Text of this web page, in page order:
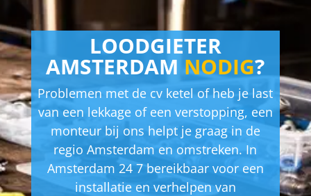
LOODGIETER
AMSTERDAM NODIG?
Problemen met de cv ketel of heb je last
van een lekkage of een verstopping, een
monteur bij ons helpt je graag in de
regio Amsterdam en omstreken. In
Amsterdam 24 7 bereikbaar voor een
installatie en verhelpen van